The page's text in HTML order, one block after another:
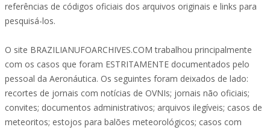
referências de códigos oficiais dos arquivos originais e links para
pesquisá-los.
O site BRAZILIANUFOARCHIVES.COM trabalhou principalmente
com os casos que foram ESTRITAMENTE documentados pelo
pessoal da Aeronáutica. Os seguintes foram deixados de lado:
recortes de jornais com notícias de OVNIs; jornais não oficiais;
convites; documentos administrativos; arquivos ilegíveis; casos de
meteoritos; estojos para balões meteorológicos; casos com